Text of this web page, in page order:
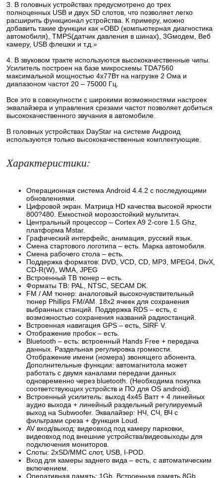
3. В головных устройствах предусмотрено до трех
полноценных USB и двух SD слотов, что позволяет легко
расширить функционал устройства. К примеру, можно
добавить такие функции как «OBD (компьютерная диагностика
автомобиля), TMPS(датчик давления в шинах), 3Gмодем, Веб
камеру, USB флешки и т.д.»
4. В звуковом тракте используются высококачественные чипы.
Усилитель построен на базе микросхемы TDA7560
максимальной мощностью 4х77Вт на нагрузке 2 Ома и
диапазоном частот 20 – 75000 Гц.
Все это в совокупности с широкими возможностями настроек
эквалайзера и управления срезами частот позволяет добиться
высококачественного звучания в автомобиле.
В головных устройствах DayStar на системе Андроид
используются только высококачественные комплектующие.
Характеристики:
Операционная система Android 4.4.2 с последующими
обновлениями.
Цифровой экран. Матрица HD качества высокой яркости
800?480. Емкостной морозостойкий мультитач.
Центральный процессор – Сortex A9 2-core 1.5 Ghz,
платформа Mstar.
Графический интерфейс, анимация, русский язык.
Смена стартового логотипа – есть. Марка автомобиля.
Смена рабочего стола – есть.
Поддержка форматов: DVD, VCD, CD, MP3, MPEG4, DivX,
CD-R(W), WMA, JPEG
Встроенный ТВ тюнер – есть.
Форматы ТВ: PAL, NTSC, SECAM DK.
FM / AM тюнер: аналоговый высокочувствительный
тюнер Phillips FM/AM. 18х2 ячеек для сохранения
выбранных станций. Поддержка RDS – есть, с
возможностью сохранения названий радиостанций.
Встроенная навигация GPS – есть, SIRF V.
Отображение пробок – есть.
Bluetooth – есть: встроенный Hands Free + передача
данных. Раздельная регулировка громкости.
Отображение имени (номера) звонящего абонента.
Дополнительные функции: автомагнитола может
работать с двумя каналами передачи данных
одновременно через bluetooth. (Необходима покупка
соответствующих устройств и ПО для OS android).
Встроенный усилитель: выход 4х45 Ватт + 4 линейных
аудио выхода + линейный раздельный регулируемый
выход на Subwoofer. Эквалайзер: НЧ, СЧ, ВЧ с
фильтрами среза + функция Loud.
AV вход/выход: видеовход под камеру парковки,
видеовход под внешние устройства/видеовыходы для
подключения мониторов.
Слоты: 2xSD/MMC слот, USB, I-POD.
Вход для камеры заднего вида – есть, с автоматическим
включением.
Оперативная память: 1Gb. Встроенная память 8Gb.